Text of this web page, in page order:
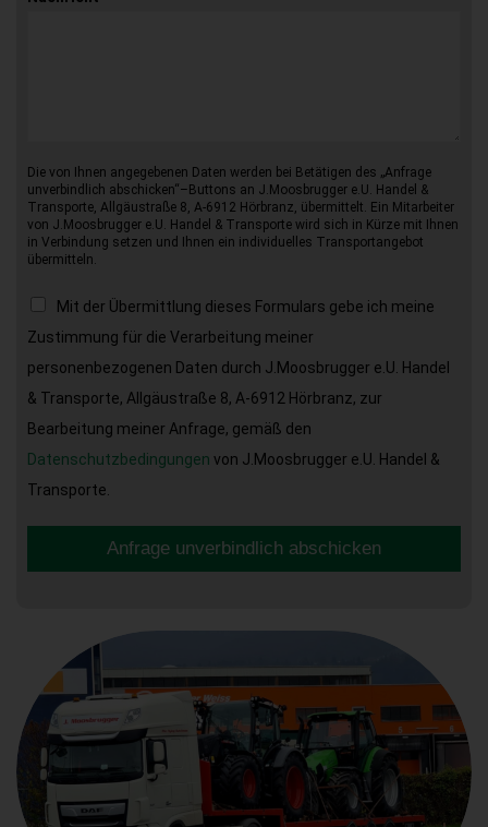
Die von Ihnen angegebenen Daten werden bei Betätigen des „Anfrage
unverbindlich abschicken“–Buttons an J.Moosbrugger e.U. Handel &
Transporte, Allgäustraße 8, A-6912 Hörbranz, übermittelt. Ein Mitarbeiter
von J.Moosbrugger e.U. Handel & Transporte wird sich in Kürze mit Ihnen
in Verbindung setzen und Ihnen ein individuelles Transportangebot
übermitteln.
Mit der Übermittlung dieses Formulars gebe ich meine
Zustimmung für die Verarbeitung meiner
personenbezogenen Daten durch J.Moosbrugger e.U. Handel
& Transporte, Allgäustraße 8, A-6912 Hörbranz, zur
Bearbeitung meiner Anfrage, gemäß den
Datenschutzbedingungen von J.Moosbrugger e.U. Handel &
Transporte.
Anfrage unverbindlich abschicken